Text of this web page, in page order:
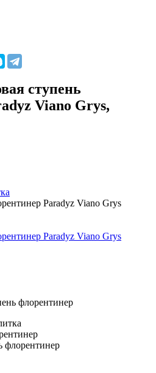
ступень
Viano Grys,
Paradyz Viano Grys
флорентинер
флорентинер